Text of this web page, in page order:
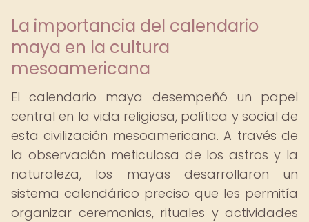
La importancia del calendario
maya en la cultura
mesoamericana
El calendario maya desempeñó un papel
central en la vida religiosa, política y social de
esta civilización mesoamericana. A través de
la observación meticulosa de los astros y la
naturaleza, los mayas desarrollaron un
sistema calendárico preciso que les permitía
organizar ceremonias, rituales y actividades